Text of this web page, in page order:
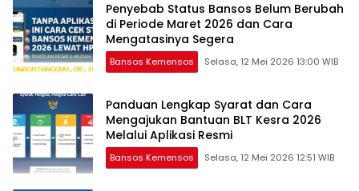
Penyebab Status Bansos Belum Berubah
di Periode Maret 2026 dan Cara
Mengatasinya Segera
Bansos Kemensos Selasa, 12 Mei 2026 13:00 WIB
Panduan Lengkap Syarat dan Cara
Mengajukan Bantuan BLT Kesra 2026
Melalui Aplikasi Resmi
Bansos Kemensos Selasa, 12 Mei 2026 12:51 WIB